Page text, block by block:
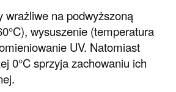
wrażliwe na podwyższoną
wysuszenie (temperatura
UV. Natomiast
0°C sprzyja zachowaniu ich